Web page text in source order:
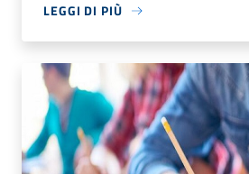
LEGGI DI PIÙ